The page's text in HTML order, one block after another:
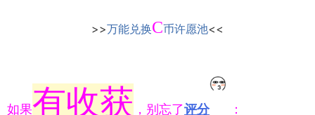
>>万能兑换C币许愿池<<
如果有收获 ，别忘了评分 ：